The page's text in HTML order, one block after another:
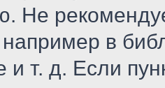
Не
в
и т. д. Если